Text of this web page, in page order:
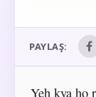
PAYLAŞ:
Yeh kya ho